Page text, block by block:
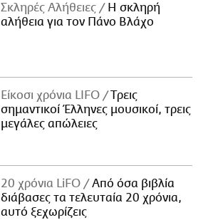
Σκληρές Αλήθειες
H σκληρή
αλήθεια για τον Πάνο Βλάχο
Είκοσι χρόνια LIFO
Tρεις
σημαντικοί Έλληνες μουσικοί, τρεις
μεγάλες απώλειες
20 χρόνια LiFO
Από όσα βιβλία
διάβασες τα τελευταία 20 χρόνια,
αυτό ξεχωρίζεις